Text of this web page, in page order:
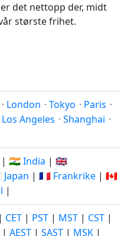
det nettopp der, midt
største frihet.
· London · Tokyo · Paris ·
Los Angeles · Shanghai ·
| 🇮🇳 India | 🇬🇧
Japan | 🇫🇷 Frankrike | 🇨🇦
|
| CET | PST | MST | CST |
| AEST | SAST | MSK |